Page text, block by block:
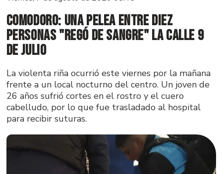
Comodoro: una pelea entre diez
personas "regó de sangre" la calle 9
de Julio
La violenta riña ocurrió este viernes por la mañana
frente a un local nocturno del centro. Un joven de
26 años sufrió cortes en el rostro y el cuero
cabelludo, por lo que fue trasladado al hospital
para recibir suturas.